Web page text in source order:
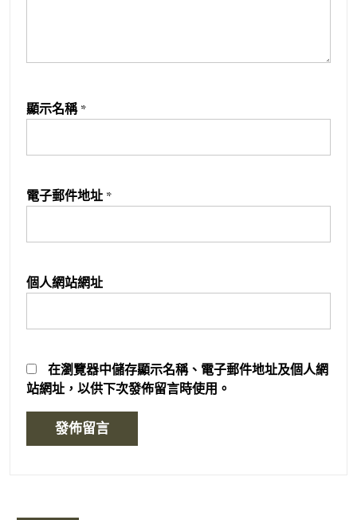
顯示名稱 *
電子郵件地址 *
個人網站網址
在瀏覽器中儲存顯示名稱、電子郵件地址及個人網
站網址，以供下次發佈留言時使用。